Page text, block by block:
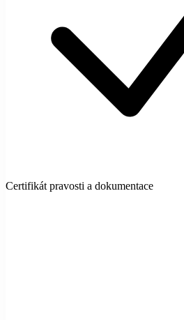
Certifikát pravosti a dokumentace